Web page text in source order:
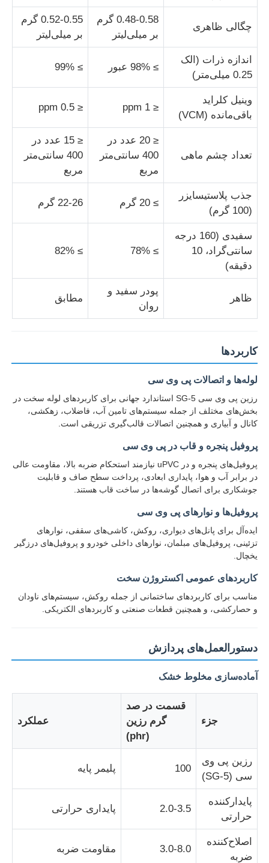
کلرید
افزودنی های نفتی
پرکننده شیمیایی
مواد شیمیایی فرآیند معدنی
مواد افزودنی مواد غذایی
مواد شیمیایی متالورژیک
مواد اولیه الکترونیک
عامل های تصفیه آب
چگالی ظاهری
0.48-0.58 گرم
بر میلی‌لیتر
0.52-0.55 گرم
بر میلی‌لیتر
اندازه ذرات (الک
0.25 میلی‌متر)
≥ 98% عبور ≥ 99%
وینیل کلراید
باقی‌مانده (VCM)
≤ 1 ppm
≤ 0.5 ppm
تعداد چشم ماهی
≤ 20 عدد در
400 سانتی‌متر
مربع
≤ 15 عدد در
400 سانتی‌متر
مربع
جذب پلاستیسایزر
(100 گرم)
≥ 20 گرم 22-26 گرم
سفیدی (160 درجه
سانتی‌گراد، 10
دقیقه)
≥ 78%
≥ 82%
ظاهر
پودر سفید و
روان
مطابق
کاربردها
لوله‌ها و اتصالات پی وی سی
رزین پی وی سی SG-5 استاندارد جهانی برای کاربردهای لوله سخت در
بخش‌های مختلف از جمله سیستم‌های تامین آب، فاضلاب، زهکشی،
کانال و آبیاری و همچنین اتصالات قالب‌گیری تزریقی است.
پروفیل پنجره و قاب در پی وی سی
پروفیل‌های پنجره و در uPVC نیازمند استحکام ضربه بالا، مقاومت عالی
در برابر آب و هوا، پایداری ابعادی، پرداخت سطح صاف و قابلیت
جوشکاری برای اتصال گوشه‌ها در ساخت قاب هستند.
پروفیل‌ها و نوارهای پی وی سی
ایده‌آل برای پانل‌های دیواری، روکش، کاشی‌های سقفی، نوارهای
تزئینی، پروفیل‌های مبلمان، نوارهای داخلی خودرو و پروفیل‌های درزگیر
یخچال.
کاربردهای عمومی اکستروژن سخت
مناسب برای کاربردهای ساختمانی از جمله روکش، سیستم‌های ناودان
و حصارکشی، و همچنین قطعات صنعتی و کاربردهای الکتریکی.
دستورالعمل‌های پردازش
آماده‌سازی مخلوط خشک
جزء
قسمت در صد
گرم رزین
(phr)
عملکرد
رزین پی وی
سی (SG-5)
100 پلیمر پایه
پایدارکننده
حرارتی
2.0-3.5 پایداری حرارتی
اصلاح‌کننده
ضربه
3.0-8.0 مقاومت ضربه